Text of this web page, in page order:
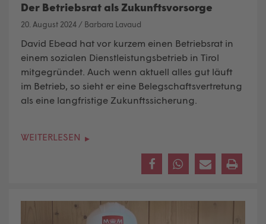
Der Betriebsrat als Zukunftsvorsorge
20. August 2024 / Barbara Lavaud
David Ebead hat vor kurzem einen Betriebsrat in
einem sozialen Dienstleistungsbetrieb in Tirol
mitgegründet. Auch wenn aktuell alles gut läuft
im Betrieb, so sieht er eine Belegschaftsvertretung
als eine langfristige Zukunftssicherung.
WEITERLESEN